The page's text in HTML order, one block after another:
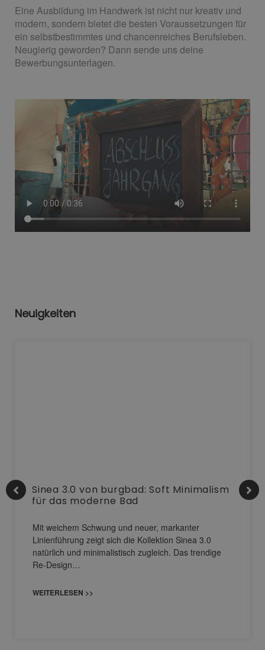
Eine Ausbildung im Handwerk ist nicht nur kreativ und
modern, sondern bietet die besten Voraussetzungen für
ein selbstbestimmtes und chancenreiches Berufsleben.
Neugierig geworden? Dann sende uns deine
Bewerbungsunterlagen.
Neuigkeiten
Sinea 3.0 von burgbad: Soft Minimalism
für das moderne Bad
Mit weichem Schwung und neuer, markanter
Linienführung zeigt sich die Kollektion Sinea 3.0
natürlich und minimalistisch zugleich. Das trendige
Re-Design…
WEITERLESEN >>